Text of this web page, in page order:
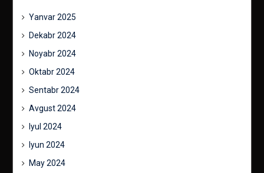
Yanvar 2025
Dekabr 2024
Noyabr 2024
Oktabr 2024
Sentabr 2024
Avgust 2024
Iyul 2024
Iyun 2024
May 2024